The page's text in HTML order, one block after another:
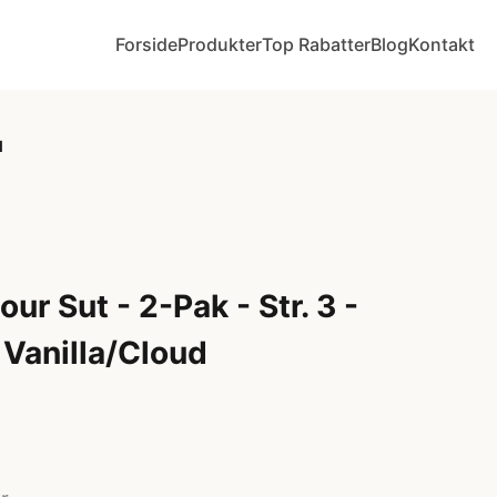
ForsideProdukterTop RabatterBlogKontakt
Sut - 2-Pak - Str. 3 -
Cloud